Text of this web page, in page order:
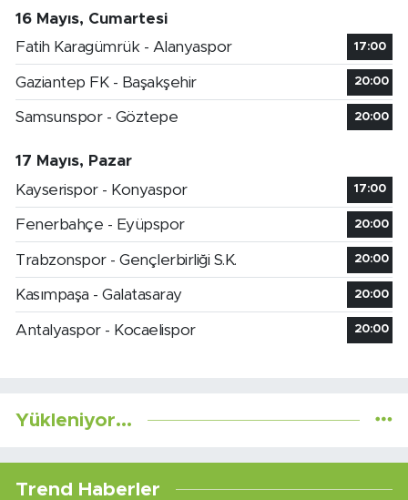
16 Mayıs, Cumartesi
Fatih Karagümrük - Alanyaspor
17:00
Gaziantep FK - Başakşehir 20:00
Samsunspor - Göztepe 20:00
17 Mayıs, Pazar
Kayserispor - Konyaspor
17:00
Fenerbahçe - Eyüpspor 20:00
Trabzonspor - Gençlerbirliği S.K. 20:00
Kasımpaşa - Galatasaray 20:00
Antalyaspor - Kocaelispor 20:00
Yükleniyor...
Trend Haberler